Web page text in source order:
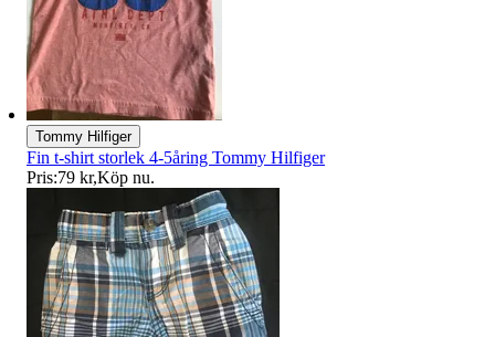
Tommy Hilfiger
Fin t-shirt storlek 4-5åring Tommy Hilfiger
Pris:79 kr,Köp nu.